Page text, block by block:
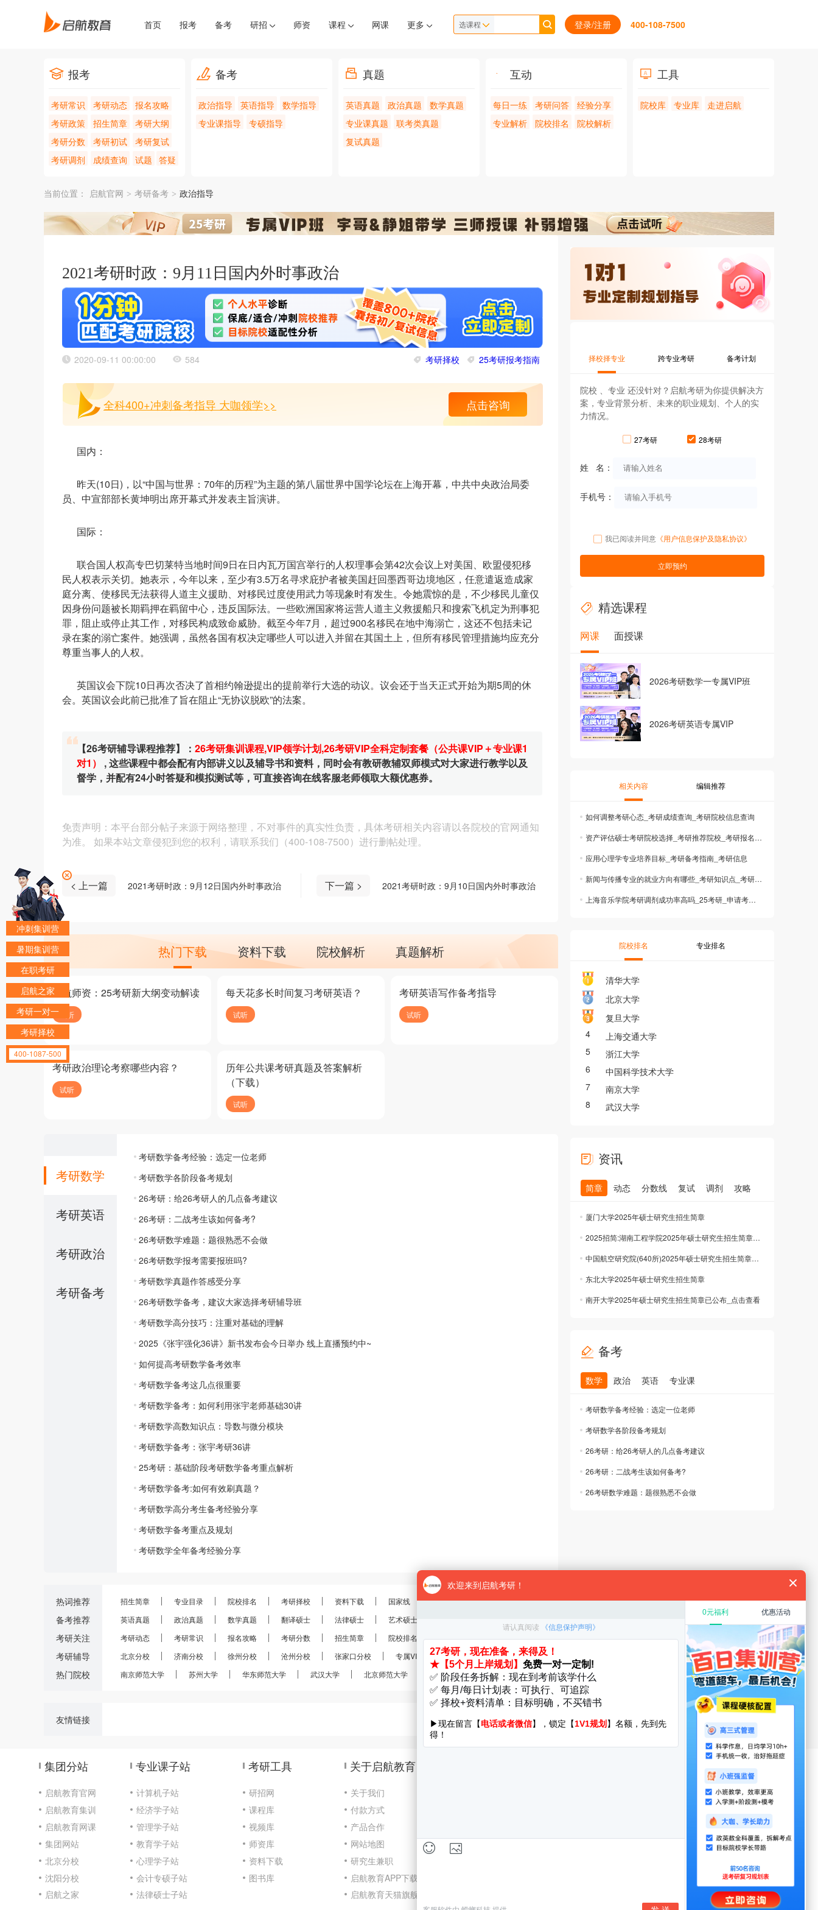
首页 报考 备考 研招 师资 课程 网课 更多 选课程 登录/注册 400-108-7500
报考
考研常识 考研动态
报名攻略
考研政策
招生简章
考研大纲
考研分数
考研初试
考研复试
考研调剂
成绩查询 试题 答疑
备考
政治指导 英语指导
数学指导
专业课指导
专硕指导
真题
英语真题 政治真题
数学真题
专业课真题
联考类真题
复试真题
互动
每日一练 考研问答
经验分享
专业解析
院校排名 院校解析
工具
院校库 专业库 走进启航
当前位置： 启航官网 > 考研备考 > 政治指导
2021考研时政：9月11日国内外时事政治
2020-09-11 00:00:00 584 考研择校 25考研报考指南
全科400+冲刺备考指导 大咖领学>> 点击咨询
国内：
昨天(10日)，以“中国与世界：70年的历程”为主题的第八届世界中国学论坛在上海开幕，中共中央政治局委
员、中宣部部长黄坤明出席开幕式并发表主旨演讲。
国际：
联合国人权高专巴切莱特当地时间9日在日内瓦万国宫举行的人权理事会第42次会议上对美国、欧盟侵犯移
民人权表示关切。她表示，今年以来，至少有3.5万名寻求庇护者被美国赶回墨西哥边境地区，任意遣返造成家
庭分离、使移民无法获得人道主义援助、对移民过度使用武力等现象时有发生。令她震惊的是，不少移民儿童仅
因身份问题被长期羁押在羁留中心，违反国际法。一些欧洲国家将运营人道主义救援船只和搜索飞机定为刑事犯
罪，阻止或停止其工作，对移民构成致命威胁。截至今年7月，超过900名移民在地中海溺亡，这还不包括未记
录在案的溺亡案件。她强调，虽然各国有权决定哪些人可以进入并留在其国土上，但所有移民管理措施均应充分
尊重当事人的人权。
英国议会下院10日再次否决了首相约翰逊提出的提前举行大选的动议。议会还于当天正式开始为期5周的休
会。英国议会此前已批准了旨在阻止“无协议脱欧”的法案。
【26考研辅导课程推荐】： 26考研集训课程,VIP领学计划,26考研VIP全科定制套餐（公共课VIP＋专业课1
对1）
, 这些课程中都会配有内部讲义以及辅导书和资料，同时会有教研教辅双师模式对大家进行教学以及
督学，并配有24小时答疑和模拟测试等，可直接咨询在线客服老师领取大额优惠券。
免责声明：本平台部分帖子来源于网络整理，不对事件的真实性负责，具体考研相关内容请以各院校的官网通知
为准。 如果本站文章侵犯到您的权利，请联系我们（400-108-7500）进行删帖处理。
< 上一篇 2021考研时政：9月12日国内外时事政治 下一篇 > 2021考研时政：9月10日国内外时事政治
热门下载 资料下载 院校解析 真题解析
启航师资：25考研新大纲变动解读
试听
每天花多长时间复习考研英语？
试听
考研英语写作备考指导
试听
考研政治理论考察哪些内容？
试听
历年公共课考研真题及答案解析
（下载）
试听
考研数学
考研英语
考研政治
考研备考
考研数学备考经验：选定一位老师
考研数学各阶段备考规划
26考研：给26考研人的几点备考建议
26考研：二战考生该如何备考?
26考研数学难题：题很熟悉不会做
26考研数学报考需要报班吗?
考研数学真题作答感受分享
26考研数学备考，建议大家选择考研辅导班
考研数学高分技巧：注重对基础的理解
2025《张宇强化36讲》新书发布会今日举办 线上直播预约中~
如何提高考研数学备考效率
考研数学备考这几点很重要
考研数学备考：如何利用张宇老师基础30讲
考研数学高数知识点：导数与微分模块
考研数学备考：张宇考研36讲
25考研：基础阶段考研数学备考重点解析
考研数学备考:如何有效刷真题？
考研数学高分考生备考经验分享
考研数学备考重点及规划
考研数学全年备考经验分享
择校择专业 跨专业考研 备考计划
院校 、专业 还没针对？启航考研为你提供解决方
案，专业背景分析、未来的职业规划、个人的实
力情况。
27考研 28考研
姓 名：
手机号：
我已阅读并同意 《用户信息保护及隐私协议》
立即预约
精选课程
网课 面授课
2026考研数学一专属VIP班
2026考研英语专属VIP
相关内容 编辑推荐
如何调整考研心态_考研成绩查询_考研院校信息查询
资产评估硕士考研院校选择_考研推荐院校_考研报名流程图
应用心理学专业培养目标_考研备考指南_考研信息
新闻与传播专业的就业方向有哪些_考研知识点_考研录取分数线
上海音乐学院考研调剂成功率高吗_25考研_申请考研调剂
院校排名 专业排名
清华大学
北京大学
复旦大学
4
上海交通大学
5
浙江大学
6
中国科学技术大学
7
南京大学
8
武汉大学
资讯
简章 动态 分数线 复试 调剂 攻略
厦门大学2025年硕士研究生招生简章
2025招简:湖南工程学院2025年硕士研究生招生简章已公布
中国航空研究院(640所)2025年硕士研究生招生简章公布已公布
东北大学2025年硕士研究生招生简章
南开大学2025年硕士研究生招生简章已公布_点击查看
备考
数学 政治 英语 专业课
考研数学备考经验：选定一位老师
考研数学各阶段备考规划
26考研：给26考研人的几点备考建议
26考研：二战考生该如何备考?
26考研数学难题：题很熟悉不会做
热词推荐
备考推荐
考研关注
考研辅导
热门院校
招生简章 专业目录 院校排名 考研择校 资料下载 国家线 分数线 报录比
考研规划
英语真题
政治真题 数学真题 翻译硕士 法律硕士 艺术硕士
考研动态
考研常识 报名攻略 考研分数 招生简章 院校排名 考研真题 经验分享 考研复试
考研调剂
北京分校
济南分校 徐州分校 沧州分校 张家口分校 专属VIP VIP定制
28考研
南京师范大学
苏州大学 华东师范大学 武汉大学 北京师范大学 南京大学 南开大学 厦门大学 华中科技大学 启航分校
友情链接
集团分站
启航教育官网
启航教育集训
启航教育网课
集团网站
北京分校
沈阳分校
启航之家
专业课子站
计算机子站
经济学子站
管理学子站
教育学子站
心理学子站
会计专硕子站
法律硕士子站
考研工具
研招网
课程库
视频库
师资库
资料下载
图书库
关于启航教育
关于我们
付款方式
产品合作
网站地图
研究生兼职
启航教育APP下载
启航教育天猫旗舰店
咨询地址:北京市海淀区万泉河路68号紫金大厦11层
冲刺集训营
暑期集训营
在职考研
启航之家
考研一对一
考研择校
400-1087-500